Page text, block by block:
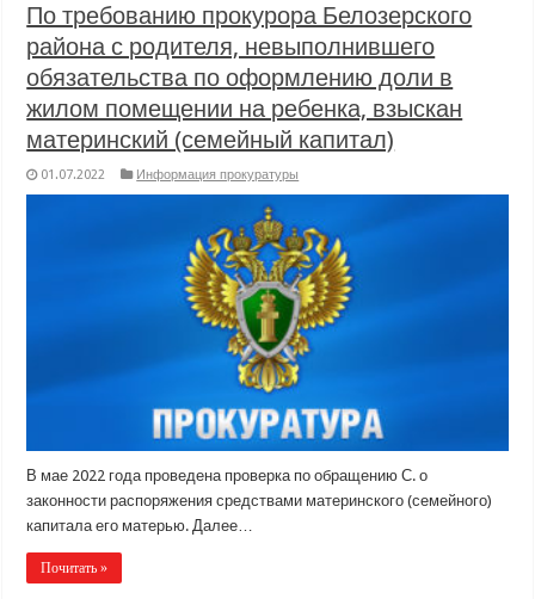
По требованию прокурора Белозерского
района с родителя, невыполнившего
обязательства по оформлению доли в
жилом помещении на ребенка, взыскан
материнский (семейный капитал)
01.07.2022 Информация прокуратуры
В мае 2022 года проведена проверка по обращению С. о
законности распоряжения средствами материнского (семейного)
капитала его матерью. Далее…
Почитать »